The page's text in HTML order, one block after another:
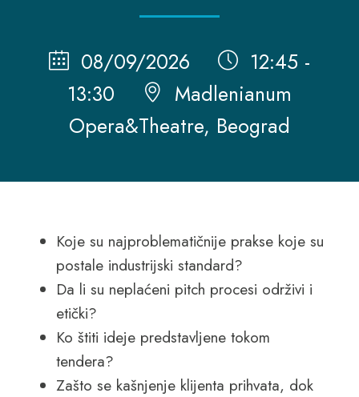
08/09/2026
12:45 -
13:30
Madlenianum
Opera&Theatre, Beograd
Koje su najproblematičnije prakse koje su
postale industrijski standard?
Da li su neplaćeni pitch procesi održivi i
etički?
Ko štiti ideje predstavljene tokom
tendera?
Zašto se kašnjenje klijenta prihvata, dok